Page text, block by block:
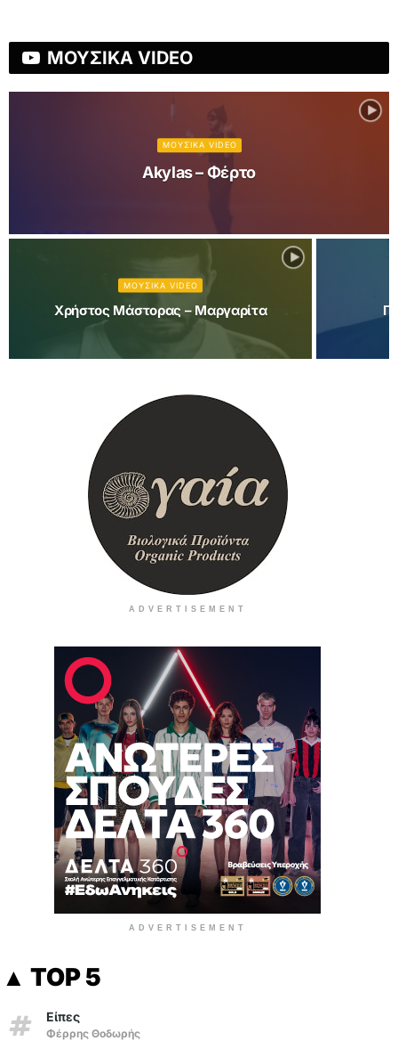
ΜΟΥΣΙΚΑ VIDEO
ΜΟΥΣΙΚΑ VIDEO
Akylas – Φέρτο
ΜΟΥΣΙΚΑ VIDEO
Χρήστος Μάστορας – Μαργαρίτα
ADVERTISEMENT
ADVERTISEMENT
▲ TOP 5
Είπες
Φέρρης Θοδωρής